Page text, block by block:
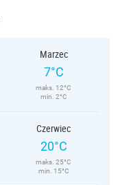
Marzec
7°C
maks. 12°C
min. 2°C
Czerwiec
20°C
maks. 25°C
min. 15°C